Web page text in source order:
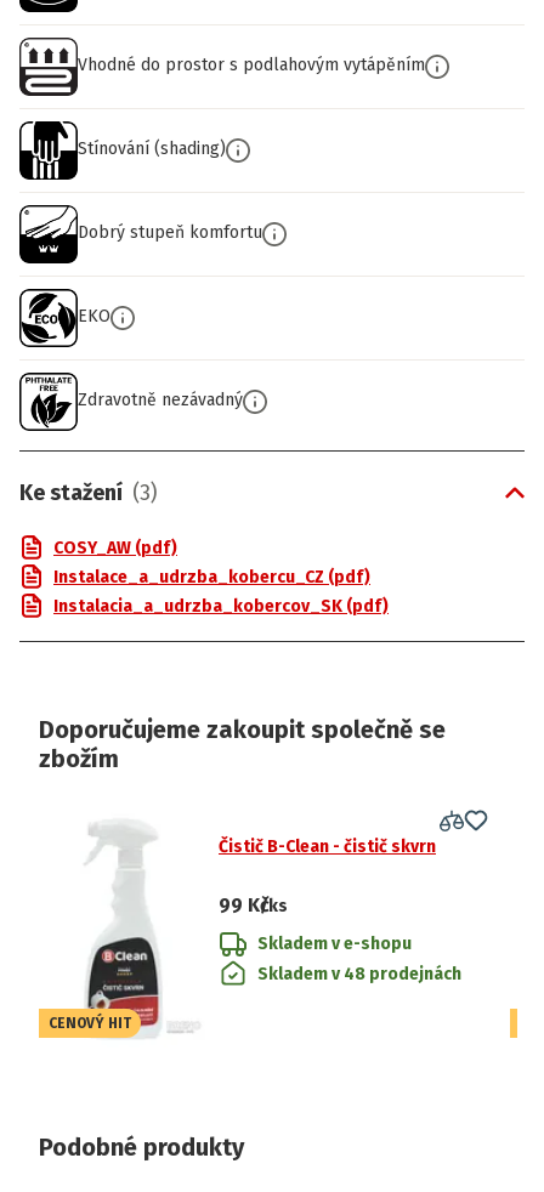
Vhodné do prostor s podlahovým vytápěním
Stínování (shading)
Dobrý stupeň komfortu
EKO
Zdravotně nezávadný
Ke stažení (3)
COSY_AW (pdf)
Instalace_a_udrzba_kobercu_CZ (pdf)
Instalacia_a_udrzba_kobercov_SK (pdf)
Doporučujeme zakoupit společně se
zbožím
CENOVÝ HIT
Čistič B-Clean - čistič skvrn
99 Kč/ks
Skladem v e-shopu
Skladem v 48 prodejnách
Podobné produkty